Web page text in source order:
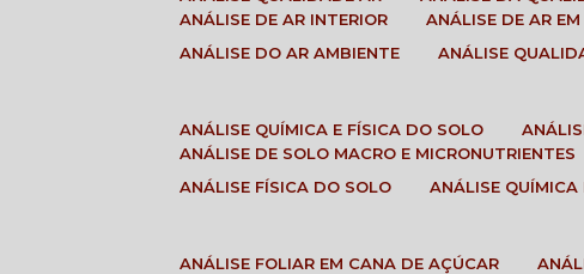
ANÁLISE DE AR INTERIOR
ANÁLISE DE AR
ANÁLISE DO AR AMBIENTE
ANÁLISE
ANÁLISE QUÍMICA E FÍSICA DO SOLO
ANÁLISE DE SOLO MACRO E MICRONUTRIENTES
ANÁLISE FÍSICA DO SOLO
ANÁLISE
ANÁLISE FOLIAR EM CANA DE AÇÚCAR